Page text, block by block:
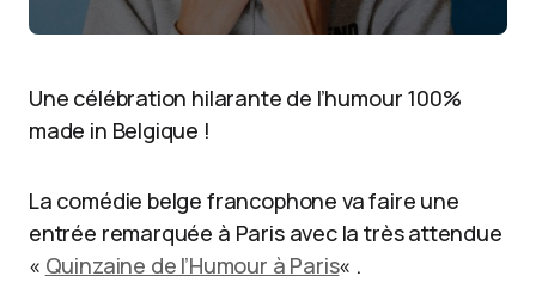
Une célébration hilarante de l’humour 100%
made in Belgique !
La comédie belge francophone va faire une
entrée remarquée à Paris avec la très attendue
« Quinzaine de l’Humour à Paris« .